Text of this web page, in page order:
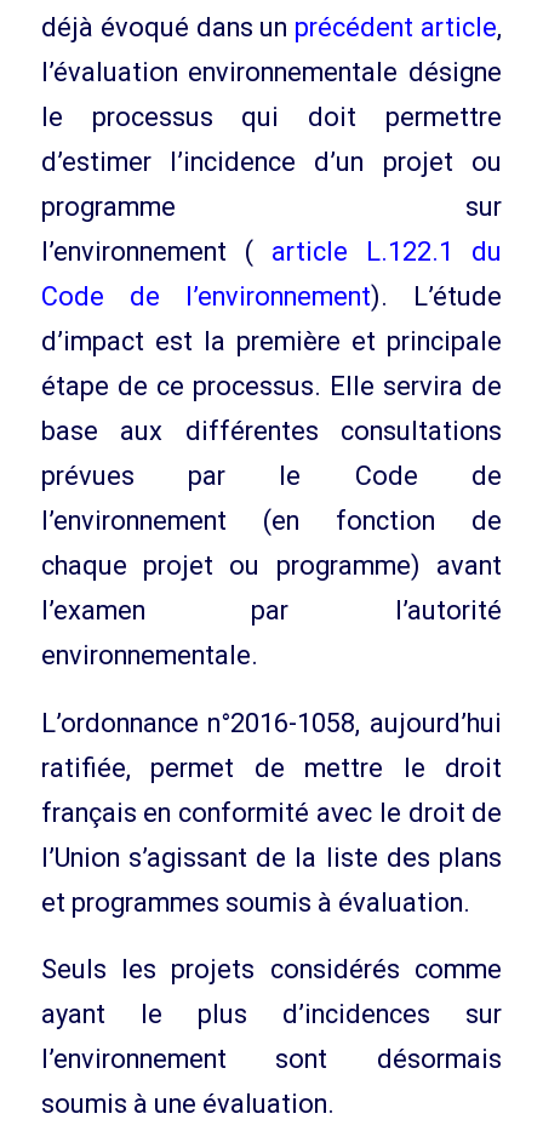
déjà évoqué dans un précédent article,
l’évaluation environnementale désigne
le processus qui doit permettre
d’estimer l’incidence d’un projet ou
programme sur
l’environnement ( article L.122.1 du
Code de l’environnement). L’étude
d’impact est la première et principale
étape de ce processus. Elle servira de
base aux différentes consultations
prévues par le Code de
l’environnement (en fonction de
chaque projet ou programme) avant
l’examen par l’autorité
environnementale.
L’ordonnance n°2016-1058, aujourd’hui
ratifiée, permet de mettre le droit
français en conformité avec le droit de
l’Union s’agissant de la liste des plans
et programmes soumis à évaluation.
Seuls les projets considérés comme
ayant le plus d’incidences sur
l’environnement sont désormais
soumis à une évaluation.